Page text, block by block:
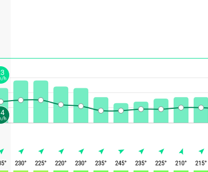
° 230° 225° 220° 230° 235° 245° 235° 225° 210° 215°
h
h